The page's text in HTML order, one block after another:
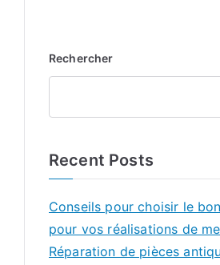
Rechercher
Recent Posts
Conseils pour choisir le
pour vos réalisations de
Réparation de pièces